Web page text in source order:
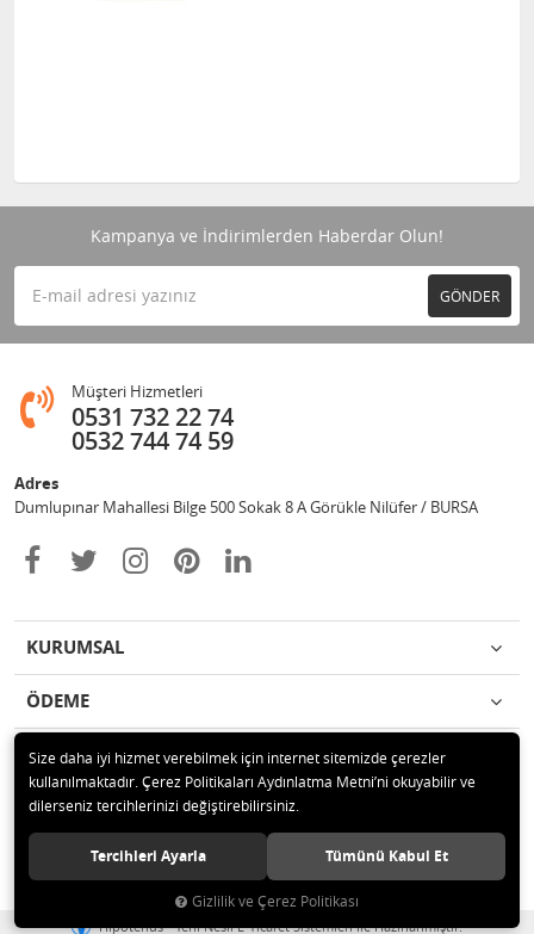
Kampanya ve İndirimlerden Haberdar Olun!
GÖNDER
Müşteri Hizmetleri
0531 732 22 74
0532 744 74 59
Adres
Dumlupınar Mahallesi Bilge 500 Sokak 8 A Görükle Nilüfer / BURSA
KURUMSAL
ÖDEME
İLETİŞİM
© 2020 MAG OTOMOTİV Tüm hakları saklıdır.
Hipotenüs Yeni Nesil E-Ticaret Sistemleri ile Hazırlanmıştır.
Size daha iyi hizmet verebilmek için internet sitemizde çerezler
kullanılmaktadır. Çerez Politikaları Aydınlatma Metni’ni okuyabilir ve
dilerseniz tercihlerinizi değiştirebilirsiniz.
Tercihleri Ayarla Tümünü Kabul Et
Gizlilik ve Çerez Politikası